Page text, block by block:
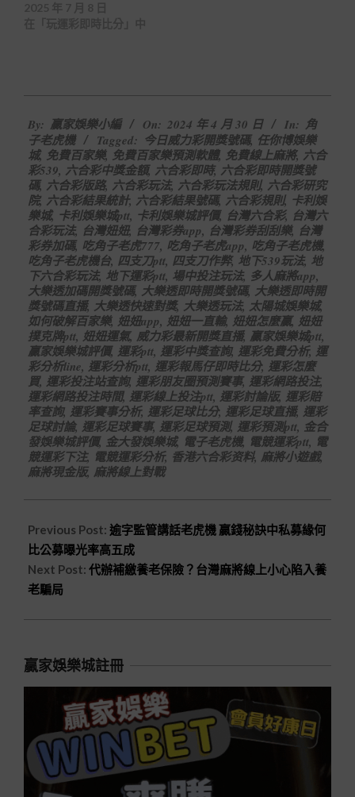
04-
30
By: 贏家娛樂小編 On: 2024 年 4 月 30 日 In: 角
子老虎機
Tagged: 今日威力彩開獎號碼, 任你博娛樂
城, 免費百家樂, 免費百家樂預測軟體, 免費線上麻將, 六合
彩539, 六合彩中獎金額, 六合彩即時, 六合彩即時開獎號
碼, 六合彩版路, 六合彩玩法, 六合彩玩法規則, 六合彩研究
院, 六合彩結果統計, 六合彩結果號碼, 六合彩規則, 卡利娛
樂城, 卡利娛樂城ptt, 卡利娛樂城評價, 台灣六合彩, 台灣六
合彩玩法, 台灣妞妞, 台灣彩券app, 台灣彩券刮刮樂, 台灣
彩券加碼, 吃角子老虎777, 吃角子老虎app, 吃角子老虎機,
吃角子老虎機台, 四支刀ptt, 四支刀作弊, 地下539玩法, 地
下六合彩玩法, 地下運彩ptt, 場中投注玩法, 多人麻將app,
大樂透加碼開獎號碼, 大樂透即時開獎號碼, 大樂透即時開
獎號碼直播, 大樂透快速對獎, 大樂透玩法, 太陽城娛樂城,
如何破解百家樂, 妞妞app, 妞妞一直輸, 妞妞怎麼贏, 妞妞
撲克牌ptt, 妞妞運氣, 威力彩最新開獎直播, 贏家娛樂城ptt,
贏家娛樂城評價, 運彩ptt, 運彩中獎查詢, 運彩免費分析, 運
彩分析line, 運彩分析ptt, 運彩報馬仔即時比分, 運彩怎麼
買, 運彩投注站查詢, 運彩朋友圈預測賽事, 運彩網路投注,
運彩網路投注時間, 運彩線上投注ptt, 運彩討論版, 運彩賠
率查詢, 運彩賽事分析, 運彩足球比分, 運彩足球直播, 運彩
足球討論, 運彩足球賽事, 運彩足球預測, 運彩預測ptt, 金合
發娛樂城評價, 金大發娛樂城, 電子老虎機, 電競運彩ptt, 電
競運彩下注, 電競運彩分析, 香港六合彩资料, 麻將小遊戲,
麻將現金版, 麻將線上對戰
Previous Post: 逾字監管講話老虎機 贏錢秘訣中私募緣何
比公募曝光率高五成
Next Post: 代辦補繳養老保險？台灣麻將線上小心陷入養
老騙局
贏家娛樂城註冊